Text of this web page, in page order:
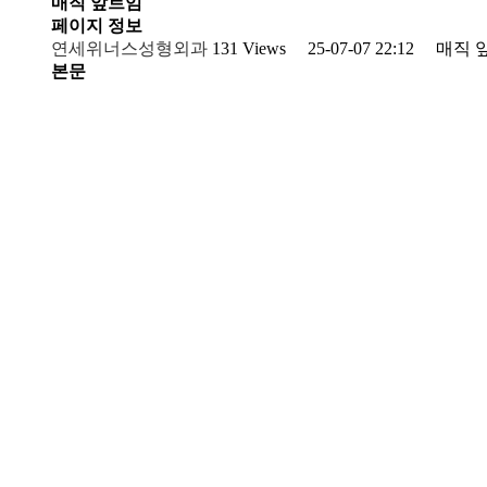
페이지 정보
연세위너스성형외과 131 Views 25-07-07 22:12
매직
본문